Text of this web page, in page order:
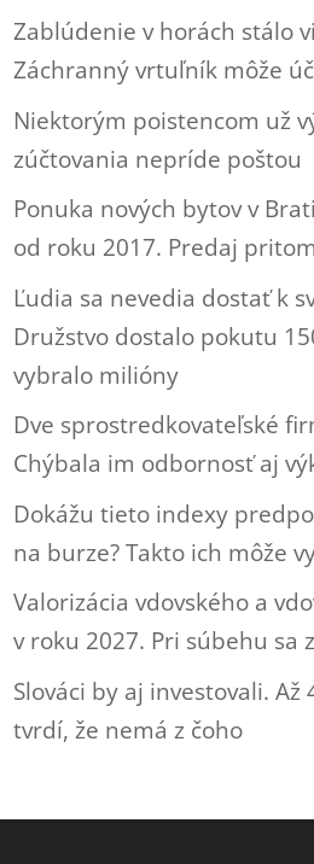
Zablúdenie v horách stálo
Záchranný vrtuľník môže
Niektorým poistencom už
zúčtovania nepríde poštou
Ponuka nových bytov v
od roku 2017. Predaj
Ľudia sa nevedia dostať k
Družstvo dostalo pokutu
vybralo milióny
Dve sprostredkovateľské
Chýbala im odbornosť aj
Dokážu tieto indexy
na burze? Takto ich môže
Valorizácia vdovského a
v roku 2027. Pri súbehu sa
Slováci by aj investovali. Až
tvrdí, že nemá z čoho